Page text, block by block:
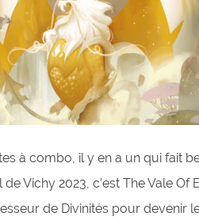
à combo, il y en a un qui fait
Vichy 2023, c’est The Vale Of
de Divinités pour devenir